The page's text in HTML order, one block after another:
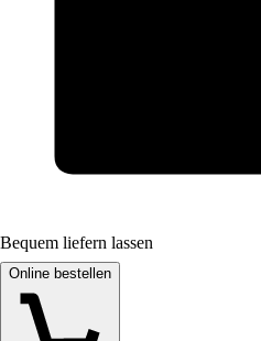
Bequem liefern lassen
Online bestellen